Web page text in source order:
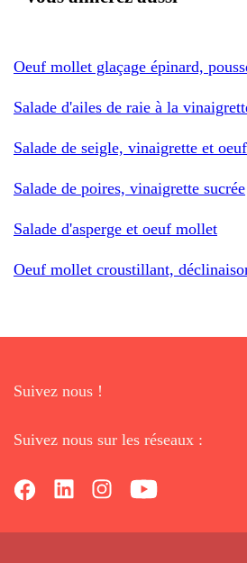
Oeuf mollet glaçage épinard,
Salade d'ailes de raie à la
Salade de seigle, vinaigrette et
Salade de poires, vinaigrette sucrée
Salade d'asperge et oeuf mollet
Oeuf mollet croustillant,
Suivez nous !
Suivez nous sur les réseaux :